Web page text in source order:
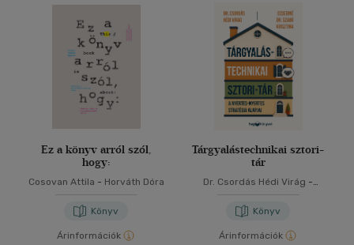
Ez a könyv arról szól,
hogy:
Cosovan Attila - Horváth Dóra
Könyv
Árinformációk
Tárgyalástechnikai sztori-
tár
Dr. Csordás Hédi Virág -
Könyv
Árinformációk